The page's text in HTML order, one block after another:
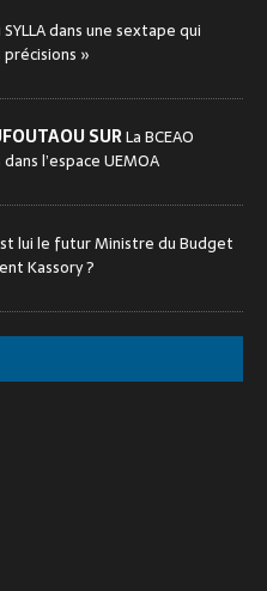
dans une sextape qui
»
SURLa BCEAO
l’espace UEMOA
lui le futur Ministre du Budget
Kassory ?